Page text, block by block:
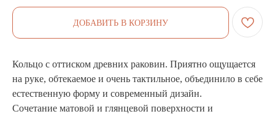
ДОБАВИТЬ В КОРЗИНУ
Кольцо с оттиском древних раковин. Приятно ощущается
на руке, обтекаемое и очень тактильное, объединило в себе
естественную форму и современный дизайн.
Сочетание матовой и глянцевой поверхности и